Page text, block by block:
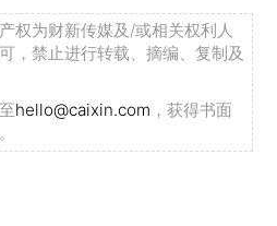
权为财新传媒及/或相关权利人
，禁止进行转载、摘编、复制及
hello@caixin.com ，获得书面